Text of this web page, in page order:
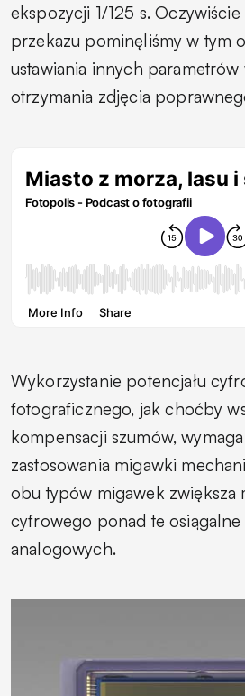
ekspozycji 1/125 s.
przekazu pominęliśmy w tym
ustawiania innych
otrzymania zdjęcia
Wykorzystanie potencjału
fotograficznego, jak choćby
kompensacji szumów,
zastosowania migawki
obu typów migawek zwiększa
cyfrowego ponad te osiągalne
analogowych.